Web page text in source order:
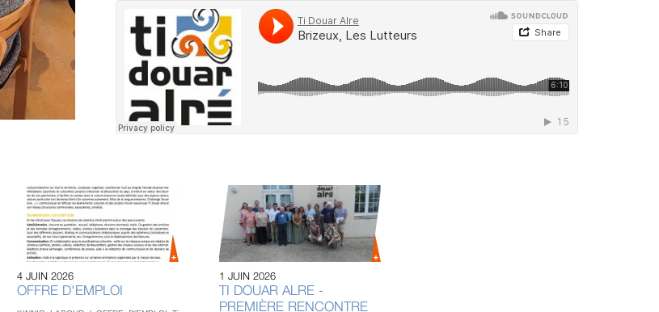
4 JUIN 2026
OFFRE D'EMPLOI
1 JUIN 2026
TI DOUAR ALRE -
PREMIÈRE RENCONTRE